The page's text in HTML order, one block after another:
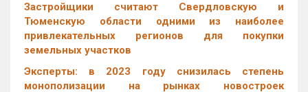
Застройщики считают Свердловскую и
Тюменскую области одними из наиболее
привлекательных регионов для покупки
земельных участков
Эксперты: в 2023 году снизилась степень
монополизации на рынках новостроек